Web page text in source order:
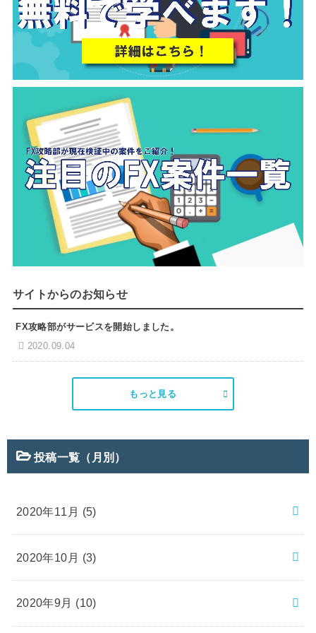
サイトからのお知らせ
FX攻略部がサービスを開始しました。
2020.09.04
もっと見る
投稿一覧（月別）
2020年11月 (5)
2020年10月 (3)
2020年9月 (10)